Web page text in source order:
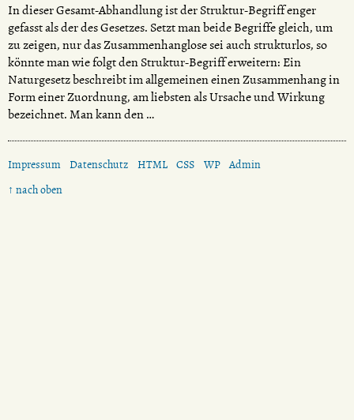
In dieser Gesamt-Abhandlung ist der Struktur-Begriff enger
gefasst als der des Gesetzes. Setzt man beide Begriffe gleich, um
zu zeigen, nur das Zusammenhanglose sei auch strukturlos, so
könnte man wie folgt den Struktur-Begriff erweitern: Ein
Naturgesetz beschreibt im allgemeinen einen Zusammenhang in
Form einer Zuordnung, am liebsten als Ursache und Wirkung
bezeichnet. Man kann den …
Impressum Datenschutz HTML CSS WP Admin
↑ nach oben